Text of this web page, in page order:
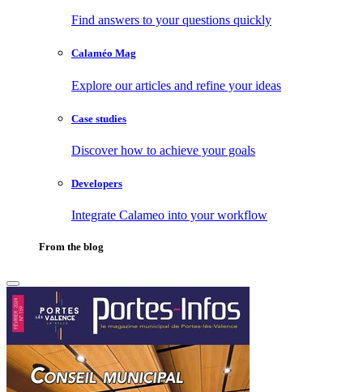
Find answers to your questions quickly
Calaméo Mag
Explore our articles and refine your ideas
Case studies
Discover how to achieve your goals
Developers
Integrate Calameo into your workflow
From the blog